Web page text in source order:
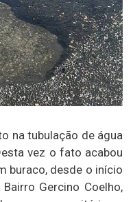
na tubulação de água
vez o fato acabou
buraco, desde o início
Gercino Coelho,